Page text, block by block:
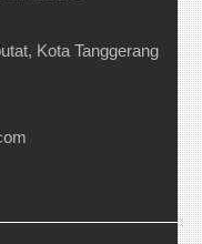
Kota Tanggerang